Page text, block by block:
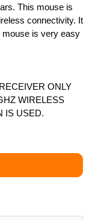
This mouse is
connectivity. It
mouse is very easy
ONLY
WIRELESS
IS USED.